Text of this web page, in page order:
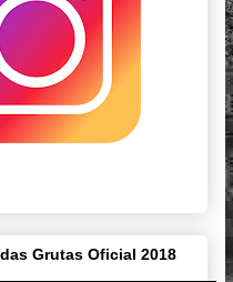
Grutas Oficial 2018